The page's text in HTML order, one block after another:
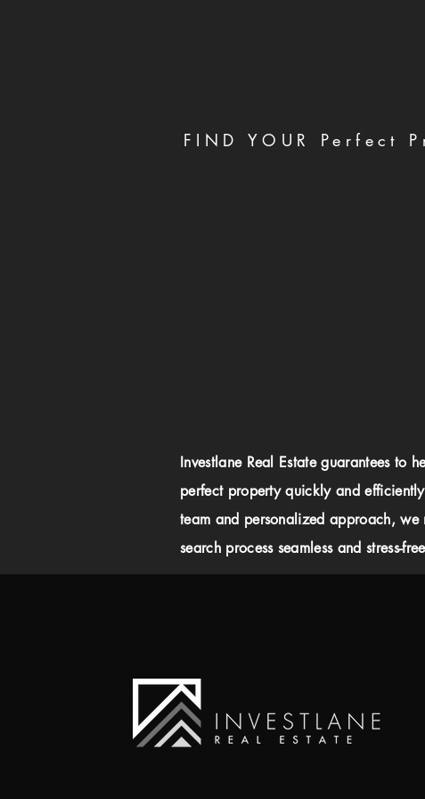
FIND YOUR Perfect
Investlane Real Estate guarantees to
perfect property quickly and
team and personalized approach, we
search process seamless and stress-